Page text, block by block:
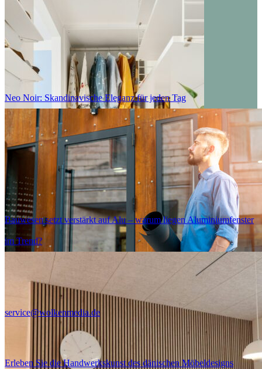
Neo Noir: Skandinavische Eleganz für jeden Tag
Bauwesen setzt verstärkt auf Alu – warum liegen Aluminiumfenster
im Trend?
Erleben Sie die Handwerkskunst des dänischen Möbeldesigns
Bad
Küche
Schlafzimmer
Wohnzimmer
Büro
Gute Beratung
service@wolkenmedia.de